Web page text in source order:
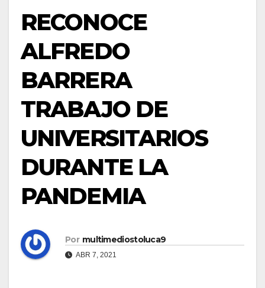
RECONOCE
ALFREDO
BARRERA
TRABAJO DE
UNIVERSITARIOS
DURANTE LA
PANDEMIA
Por multimediostoluca9
ABR 7, 2021